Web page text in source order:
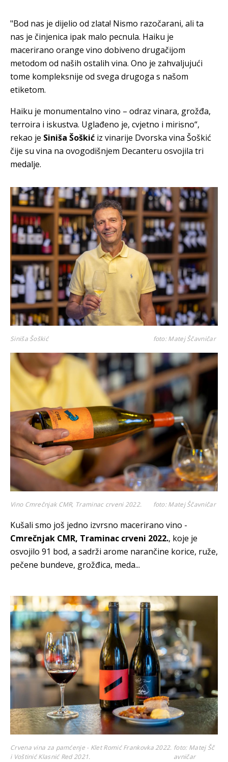
"Bod nas je dijelio od zlata! Nismo razočarani, ali ta
nas je činjenica ipak malo pecnula. Haiku je
macerirano orange vino dobiveno drugačijom
metodom od naših ostalih vina. Ono je zahvaljujući
tome kompleksnije od svega drugoga s našom
etiketom.
Haiku je monumentalno vino – odraz vinara, grožđa,
terroira i iskustva. Uglađeno je, cvjetno i mirisno“,
rekao je Siniša Šoškić iz vinarije Dvorska vina Šoškić
čije su vina na ovogodišnjem Decanteru osvojila tri
medalje.
Siniša Šoškić foto: Matej Ščavničar
Vino Cmrečnjak CMR, Traminac crveni 2022. foto: Matej Ščavničar
Kušali smo još jedno izvrsno macerirano vino -
Cmrečnjak CMR, Traminac crveni 2022., koje je
osvojilo 91 bod, a sadrži arome narančine korice, ruže,
pečene bundeve, grožđica, meda...
Crvena vina za pamćenje - Klet Romić Frankovka 2022.
i Voštinić Klasnić Red 2021.
foto: Matej Šč
avničar